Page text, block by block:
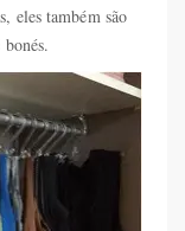
eles também são